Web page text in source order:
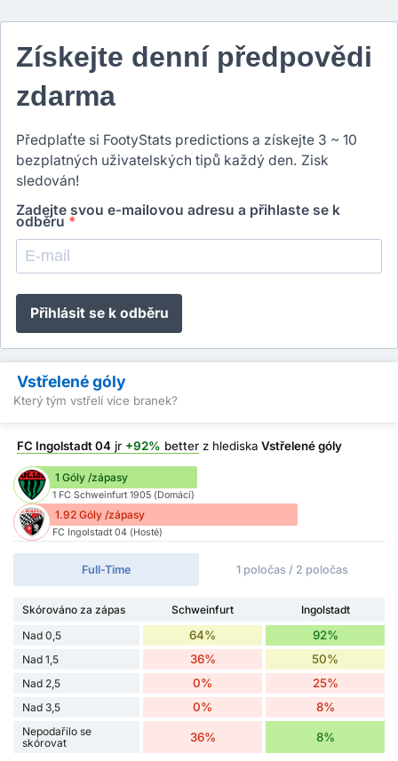
Získejte denní předpovědi
zdarma
Předplaťte si FootyStats predictions a získejte 3 ~ 10
bezplatných uživatelských tipů každý den. Zisk
sledován!
Zadejte svou e-mailovou adresu a přihlaste se k
odběru *
Přihlásit se k odběru
Vstřelené góly
Který tým vstřelí více branek?
FC Ingolstadt 04 jr +92% better z hlediska Vstřelené góly
1 Góly /zápasy
1 FC Schweinfurt 1905 (Domácí)
1.92 Góly /zápasy
FC Ingolstadt 04 (Hosté)
Full-Time 1 poločas / 2 poločas
Skórováno za zápas Schweinfurt
Ingolstadt
Nad 0,5
64% 92%
Nad 1,5 36% 50%
Nad 2,5 0% 25%
Nad 3,5 0% 8%
Nepodařilo se
skórovat
36% 8%